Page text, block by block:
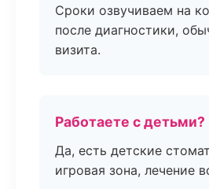
Сроки озвучиваем на
после диагностики,
визита.
Работаете с детьми?
Да, есть детские
игровая зона, лечение